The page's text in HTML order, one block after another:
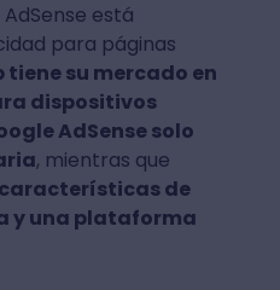
está
para páginas
tiene su mercado en
dispositivos
AdSense solo
, mientras que
de
y una plataforma